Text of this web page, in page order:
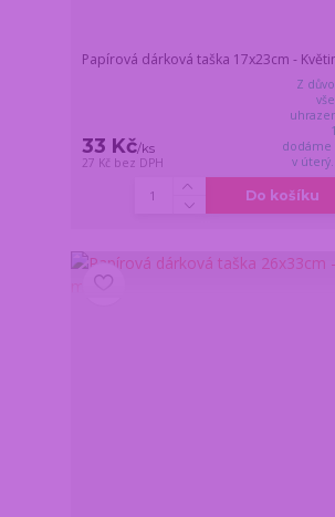
Papírová dárková taška 17x23cm -
33 Kč/ks
27 Kč bez DPH
Z
dodáme
v
Do košíku